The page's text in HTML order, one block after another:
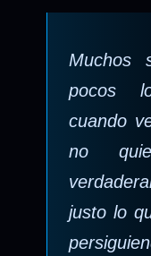
Muchos
pocos
cuando
no
justo lo